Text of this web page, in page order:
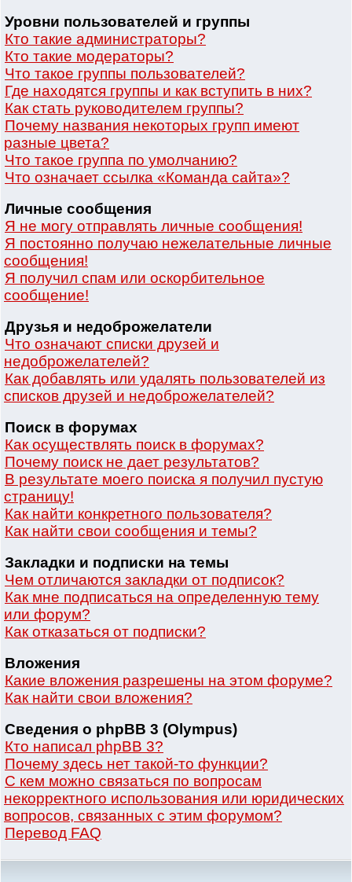
Уровни пользователей и группы
Кто такие администраторы?
Кто такие модераторы?
Что такое группы пользователей?
Где находятся группы и как вступить в них?
Как стать руководителем группы?
Почему названия некоторых групп имеют
разные цвета?
Что такое группа по умолчанию?
Что означает ссылка «Команда сайта»?
Личные сообщения
Я не могу отправлять личные сообщения!
Я постоянно получаю нежелательные личные
сообщения!
Я получил спам или оскорбительное
сообщение!
Друзья и недоброжелатели
Что означают списки друзей и
недоброжелателей?
Как добавлять или удалять пользователей из
списков друзей и недоброжелателей?
Поиск в форумах
Как осуществлять поиск в форумах?
Почему поиск не дает результатов?
В результате моего поиска я получил пустую
страницу!
Как найти конкретного пользователя?
Как найти свои сообщения и темы?
Закладки и подписки на темы
Чем отличаются закладки от подписок?
Как мне подписаться на определенную тему
или форум?
Как отказаться от подписки?
Вложения
Какие вложения разрешены на этом форуме?
Как найти свои вложения?
Сведения о phpBB 3 (Olympus)
Кто написал phpBB 3?
Почему здесь нет такой-то функции?
С кем можно связаться по вопросам
некорректного использования или юридических
вопросов, связанных с этим форумом?
Перевод FAQ